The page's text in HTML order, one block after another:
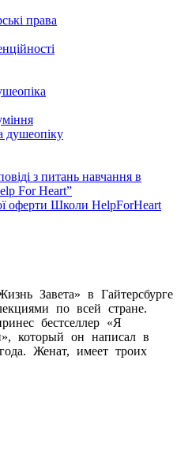
права
душеопіку
з питань навчання в
For Heart”
оферти Школи HelpForHeart
Завета» в Гайтерсбурге
по всей стране.
бестселлер «Я
который он написал в
Женат, имеет троих